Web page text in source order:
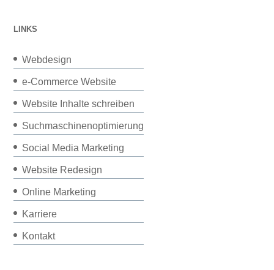
LINKS
Webdesign
e-Commerce Website
Website Inhalte schreiben
Suchmaschinenoptimierung
Social Media Marketing
Website Redesign
Online Marketing
Karriere
Kontakt